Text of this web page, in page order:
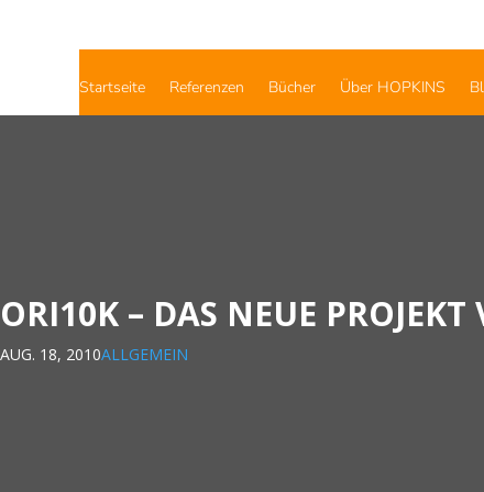
Startseite Referenzen Bücher Über HOPKINS
ORI10K – DAS NEUE
AUG. 18, 2010ALLGEMEIN